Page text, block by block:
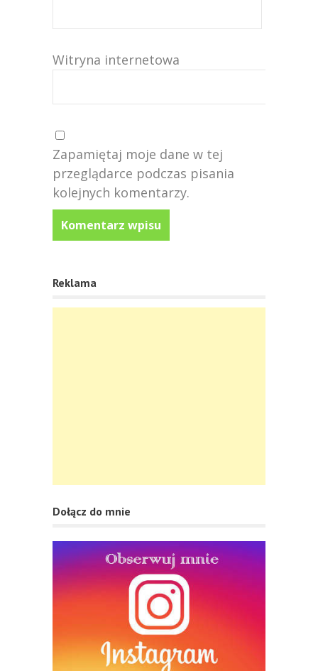
Witryna internetowa
Zapamiętaj moje dane w tej
przeglądarce podczas pisania
kolejnych komentarzy.
Reklama
Dołącz do mnie